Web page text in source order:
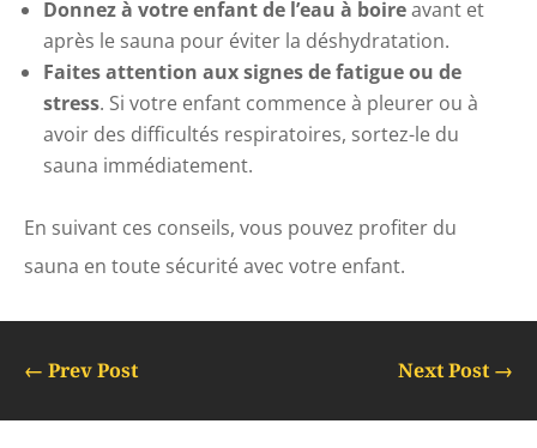
Donnez à votre enfant de l’eau à boireavant et
après le sauna pour éviter la déshydratation.
Faites attention aux signes de fatigue ou de
stress. Si votre enfant commence à pleurer ou à
avoir des difficultés respiratoires, sortez-le du
sauna immédiatement.
En suivant ces conseils, vous pouvez profiter du
sauna en toute sécurité avec votre enfant.
← Prev Post Next Post→